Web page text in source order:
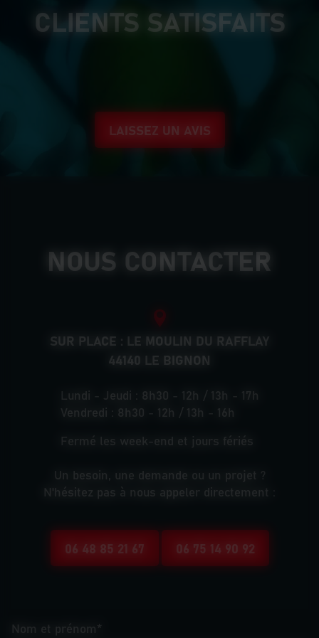
CLIENTS SATISFAITS
LAISSEZ UN AVIS
Nom et prénom*
NOUS CONTACTER
SUR PLACE : LE MOULIN DU RAFFLAY
44140 LE BIGNON
Lundi - Jeudi : 8h30 - 12h / 13h - 17h
Vendredi : 8h30 - 12h / 13h - 16h
Fermé les week-end et jours fériés
Un besoin, une demande ou un projet ?
N'hésitez pas à nous appeler directement :
06 48 85 21 67 06 75 14 90 92